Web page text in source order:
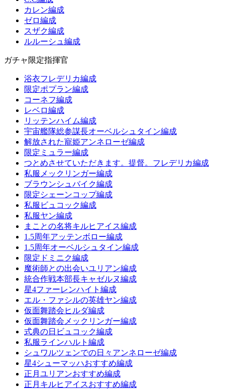
カレン編成
ゼロ編成
スザク編成
ルルーシュ編成
ガチャ限定指揮官
浴衣フレデリカ編成
限定ポプラン編成
コーネフ編成
レベロ編成
リッテンハイム編成
宇宙艦隊総参謀長オーベルシュタイン編成
解放された寵姫アンネローゼ編成
限定ミュラー編成
つとめさせていただきます。提督。フレデリカ編成
私服メックリンガー編成
ブラウンシュバイク編成
限定シェーンコップ編成
私服ビュコック編成
私服ヤン編成
まことの名将キルヒアイス編成
1.5周年アッテンボロー編成
1.5周年オーベルシュタイン編成
限定ドミニク編成
魔術師との出会いユリアン編成
統合作戦本部長キャゼルヌ編成
星4ファーレンハイト編成
エル・ファシルの英雄ヤン編成
仮面舞踏会ヒルダ編成
仮面舞踏会メックリンガー編成
式典の日ビュコック編成
私服ラインハルト編成
シュワルツェンでの日々アンネローゼ編成
星4シューマッハおすすめ編成
正月ユリアンおすすめ編成
正月キルヒアイスおすすめ編成